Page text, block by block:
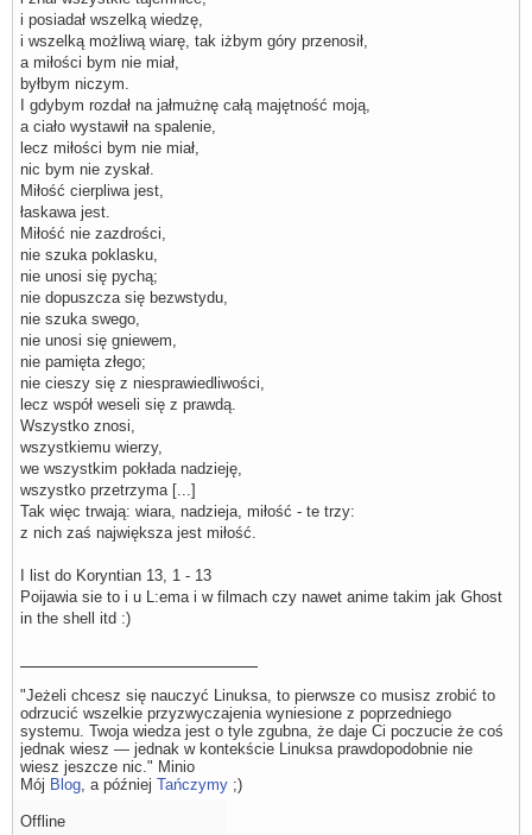
i posiadał wszelką wiedzę,
i wszelką możliwą wiarę, tak iżbym góry przenosił,
a miłości bym nie miał,
byłbym niczym.
I gdybym rozdał na jałmużnę całą majętność moją,
a ciało wystawił na spalenie,
lecz miłości bym nie miał,
nic bym nie zyskał.
Miłość cierpliwa jest,
łaskawa jest.
Miłość nie zazdrości,
nie szuka poklasku,
nie unosi się pychą;
nie dopuszcza się bezwstydu,
nie szuka swego,
nie unosi się gniewem,
nie pamięta złego;
nie cieszy się z niesprawiedliwości,
lecz współ weseli się z prawdą.
Wszystko znosi,
wszystkiemu wierzy,
we wszystkim pokłada nadzieję,
wszystko przetrzyma [...]
Tak więc trwają: wiara, nadzieja, miłość - te trzy:
z nich zaś największa jest miłość.
I list do Koryntian 13, 1 - 13
Poijawia sie to i u L:ema i w filmach czy nawet anime takim jak Ghost
in the shell itd :)
"Jeżeli chcesz się nauczyć Linuksa, to pierwsze co musisz zrobić to
odrzucić wszelkie przyzwyczajenia wyniesione z poprzedniego
systemu. Twoja wiedza jest o tyle zgubna, że daje Ci poczucie że coś
jednak wiesz — jednak w kontekście Linuksa prawdopodobnie nie
wiesz jeszcze nic." Minio
Mój Blog, a później Tańczymy ;)
Offline